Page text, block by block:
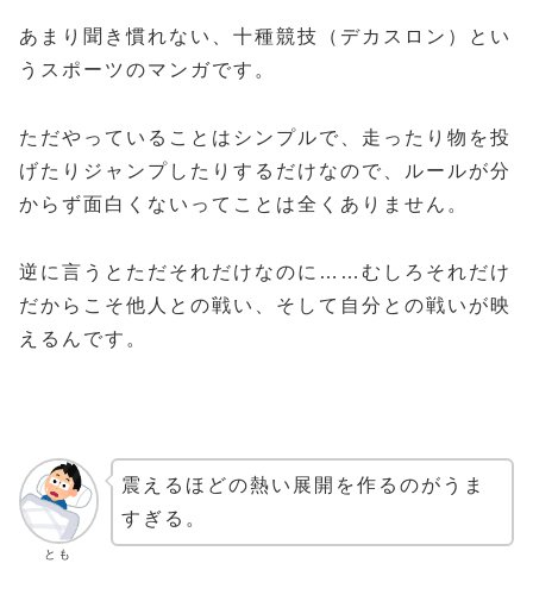
あまり聞き慣れない、十種競技（デカスロン）とい
うスポーツのマンガです。
ただやっていることはシンプルで、走ったり物を投
げたりジャンプしたりするだけなので、ルールが分
からず面白くないってことは全くありません。
逆に言うとただそれだけなのに……むしろそれだけ
だからこそ他人との戦い、そして自分との戦いが映
えるんです。
とも
震えるほどの熱い展開を作るのがうま
すぎる。